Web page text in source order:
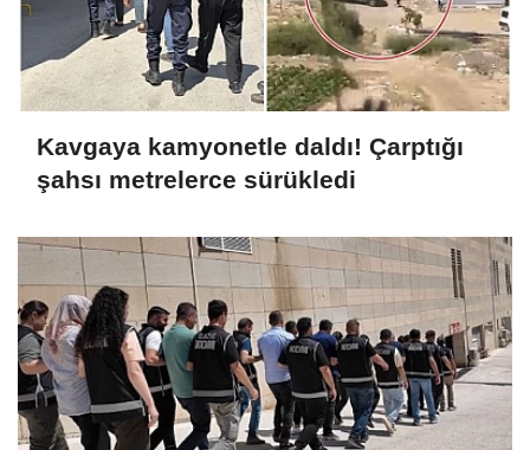
Kavgaya kamyonetle daldı! Çarptığı
şahsı metrelerce sürükledi